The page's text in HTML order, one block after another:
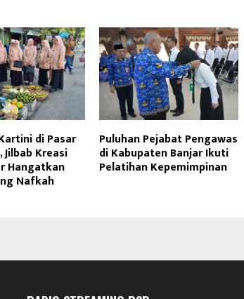
di Pasar
Kreasi
Hangatkan
Nafkah
Puluhan Pejabat Pengawas
di Kabupaten Banjar Ikuti
Pelatihan Kepemimpinan